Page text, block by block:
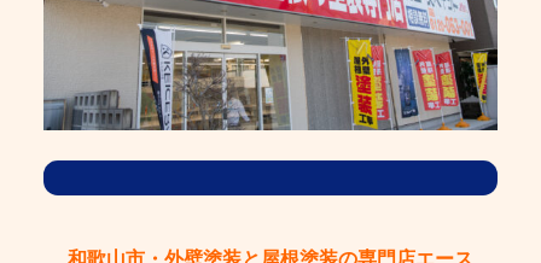
和歌山市・外壁塗装と屋根塗装の専門店エース